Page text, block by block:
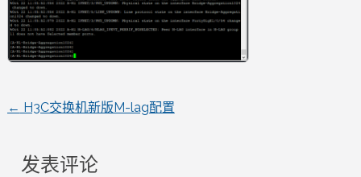
文
章
← H3C交换机新版M-lag配置
发表评论